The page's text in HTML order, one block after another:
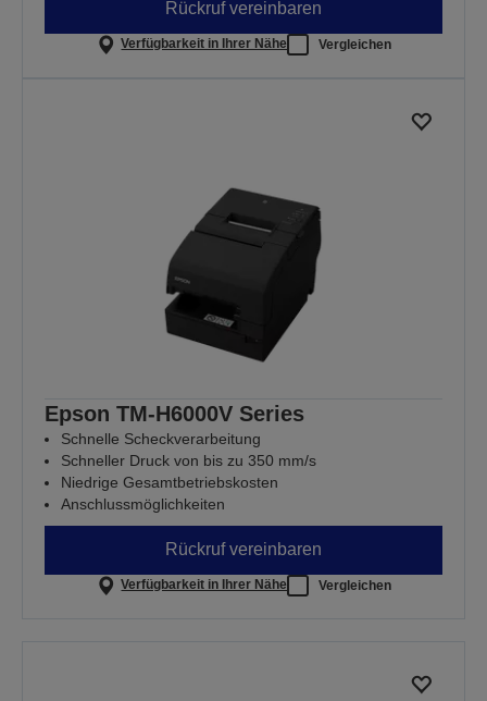
Rückruf vereinbaren
Verfügbarkeit in Ihrer Nähe Vergleichen
Epson TM-H6000V Series
Schnelle Scheckverarbeitung
Schneller Druck von bis zu 350 mm/s
Niedrige Gesamtbetriebskosten
Anschlussmöglichkeiten
Rückruf vereinbaren
Verfügbarkeit in Ihrer Nähe Vergleichen